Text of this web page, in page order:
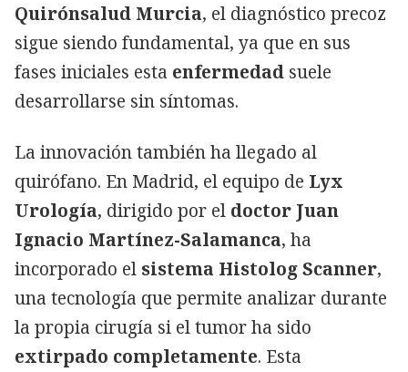
Quirónsalud Murcia, el diagnóstico precoz
sigue siendo fundamental, ya que en sus
fases iniciales esta enfermedad suele
desarrollarse sin síntomas.
La innovación también ha llegado al
quirófano. En Madrid, el equipo de Lyx
Urología, dirigido por el doctor Juan
Ignacio Martínez-Salamanca, ha
incorporado el sistema Histolog Scanner,
una tecnología que permite analizar durante
la propia cirugía si el tumor ha sido
extirpado completamente. Esta